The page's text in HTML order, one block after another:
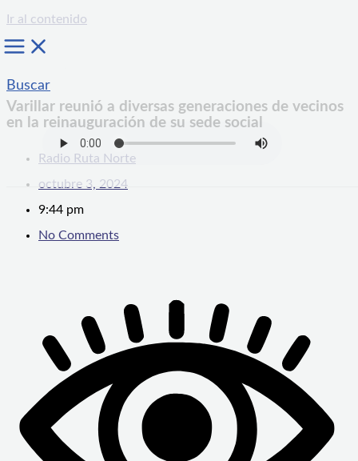
Ir al contenido
Buscar
Varillar reunió a diversas generaciones de vecinos
en la reinauguración de su sede social
Radio Ruta Norte
octubre 3, 2024
9:44 pm
No Comments